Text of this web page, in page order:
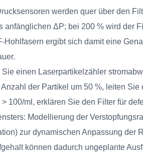
werden quer über den
anfänglichen ΔP; bei 200 % wird der
Hohlfasern ergibt sich damit eine
einen Laserpartikelzähler
der Partikel um 50 %, leiten
100/ml, erklären Sie den Filter für
Modellierung der
zur dynamischen Anpassung der
können dadurch ungeplante